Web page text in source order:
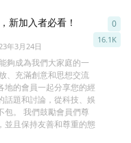
新加入者必看！
年3月24日
16.1K
夠成為我們大家庭的一
、充滿創意和思想交流
地的會員一起分享您的經
話題和討論，從科技、娛
包。 我們鼓勵會員們尊
並且保持友善和尊重的態
0